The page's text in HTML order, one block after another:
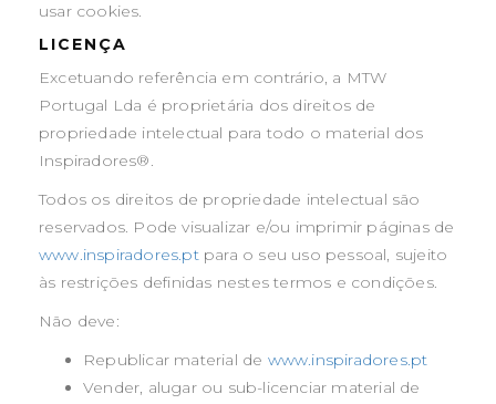
usar cookies.
LICENÇA
Excetuando referência em contrário, a MTW
Portugal Lda é proprietária dos direitos de
propriedade intelectual para todo o material dos
Inspiradores®.
Todos os direitos de propriedade intelectual são
reservados. Pode visualizar e/ou imprimir páginas de
www.inspiradores.ptpara o seu uso pessoal, sujeito
às restrições definidas nestes termos e condições.
Não deve:
Republicar material de www.inspiradores.pt
Vender, alugar ou sub-licenciar material de